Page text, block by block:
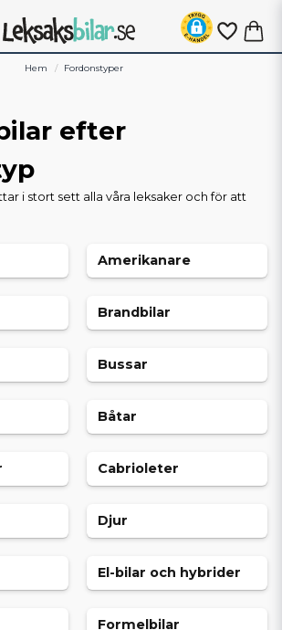
Hem Fordonstyper
efter
i stort sett alla våra leksaker och för att
delar vi in alla bilar och andra
eller i princip vilket fordon som helst i
vidare i kategorierna för att hitta rätt
Amerikanare
Brandbilar
Bussar
Båtar
Cabrioleter
Djur
El-bilar och hybrider
Formelbilar